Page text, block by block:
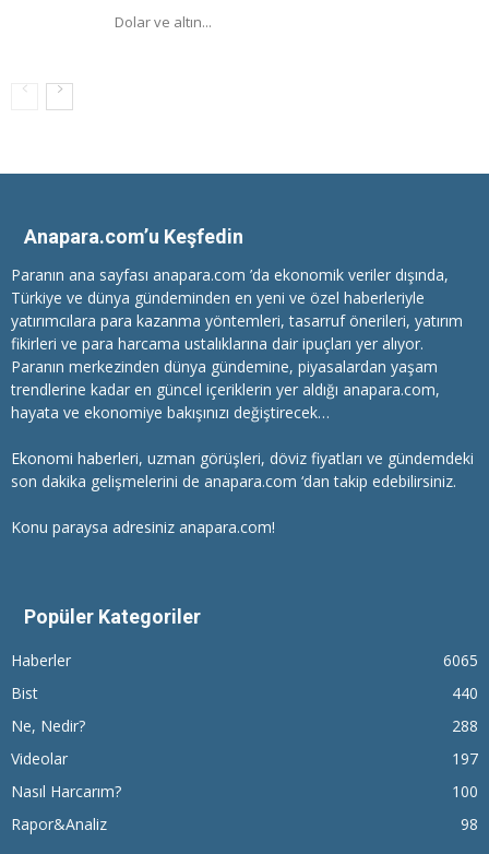
Dolar ve altın...
Anapara.com’u Keşfedin
Paranın ana sayfası anapara.com ’da ekonomik veriler dışında,
Türkiye ve dünya gündeminden en yeni ve özel haberleriyle
yatırımcılara para kazanma yöntemleri, tasarruf önerileri, yatırım
fikirleri ve para harcama ustalıklarına dair ipuçları yer alıyor.
Paranın merkezinden dünya gündemine, piyasalardan yaşam
trendlerine kadar en güncel içeriklerin yer aldığı anapara.com,
hayata ve ekonomiye bakışınızı değiştirecek…
Ekonomi haberleri, uzman görüşleri, döviz fiyatları ve gündemdeki
son dakika gelişmelerini de anapara.com ‘dan takip edebilirsiniz.
Konu paraysa adresiniz anapara.com!
Popüler Kategoriler
Haberler
6065
Bist
440
Ne, Nedir?
288
Videolar
197
Nasıl Harcarım?
100
Rapor&Analiz
98